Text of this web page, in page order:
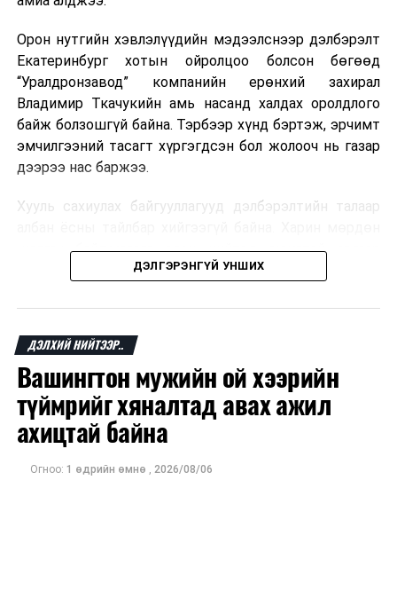
хувь Францын зах зээлээс бүрддэг бөгөөд тус улсын
Мароккогийн хөдөлмөр эрхлэлтийн сайд мэдэгджээ.
Орон нутгийн хэвлэлүүдийн мэдээлснээр дэлбэрэлт
Екатеринбург хотын ойролцоо болсон бөгөөд
“Уралдронзавод” компанийн ерөнхий захирал
Владимир Ткачукийн амь насанд халдах оролдлого
байж болзошгүй байна. Тэрбээр хүнд бэртэж, эрчимт
эмчилгээний тасагт хүргэгдсэн бол жолооч нь газар
дээрээ нас баржээ.
Хууль сахиулах байгууллагууд дэлбэрэлтийн талаар
шалгах байгууллага олон нийтэд аюултай аргаар
хүний амь насанд халдахыг завдсан гэх үндэслэлээр
мэдээлжээ.
“Уралдронзавод” компани 2023 онд Екатеринбург
хотод байгуулагдсан бөгөөд нисгэгчгүй нисэх
төхөөрөмж үйлдвэрлэдэг аж. Тус компанийн 2025
оны орлого 6.2 тэрбум рубль, цэвэр ашиг нь 1.9
тэрбум рубльд хүрсэн гэж РБК мэдээлсэн байна.
Одоогоор дэлбэрэлтийн шалтгаан, хэрэгт холбоотой
ДЭЛГЭРЭНГҮЙ УНШИХ
ДЭЛХИЙ НИЙТЭЭР..
Вашингтон мужийн ой хээрийн
түймрийг хяналтад авах ажил
ахицтай байна
Огноо: 1 өдрийн өмнө , 2026/08/06